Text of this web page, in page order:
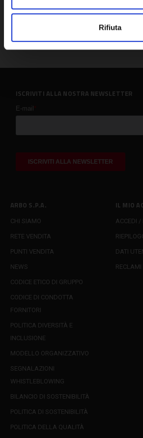
Rifiuta
ARBO S.P.A.
CHI SIAMO
RETE VENDITA
PUNTI VENDITA
NEWS
CODICE ETICO DI GRUPPO
CODICE DI CONDOTTA
FORNITORI
POLITICA DIVERSITÀ E
INCLUSIONE
MODELLO ORGANIZZATIVO
SEGNALAZIONI
WHISTLEBLOWING
BILANCIO DI SOSTENIBILITÀ
POLITICA DI SOSTENIBILITÀ
POLITICA DELLA QUALITÀ
IL MIO
ACCEDI /
DATI
RECLAMI
ISCRIVITI ALLA NOSTRA NEWSLETTER